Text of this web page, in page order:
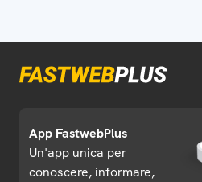
App FastwebPlus
Un'app unica per
conoscere, informare,